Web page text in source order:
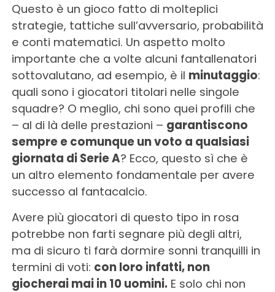
Questo è un gioco fatto di molteplici
strategie, tattiche sull’avversario, probabilità
e conti matematici. Un aspetto molto
importante che a volte alcuni fantallenatori
sottovalutano, ad esempio, è il minutaggio:
quali sono i giocatori titolari nelle singole
squadre? O meglio, chi sono quei profili che
– al di là delle prestazioni – garantiscono
sempre e comunque un voto a qualsiasi
giornata di Serie A? Ecco, questo sì che è
un altro elemento fondamentale per avere
successo al fantacalcio.
Avere più giocatori di questo tipo in rosa
potrebbe non farti segnare più degli altri,
ma di sicuro ti farà dormire sonni tranquilli in
termini di voti: con loro infatti, non
giocherai mai in 10 uomini. E solo chi non